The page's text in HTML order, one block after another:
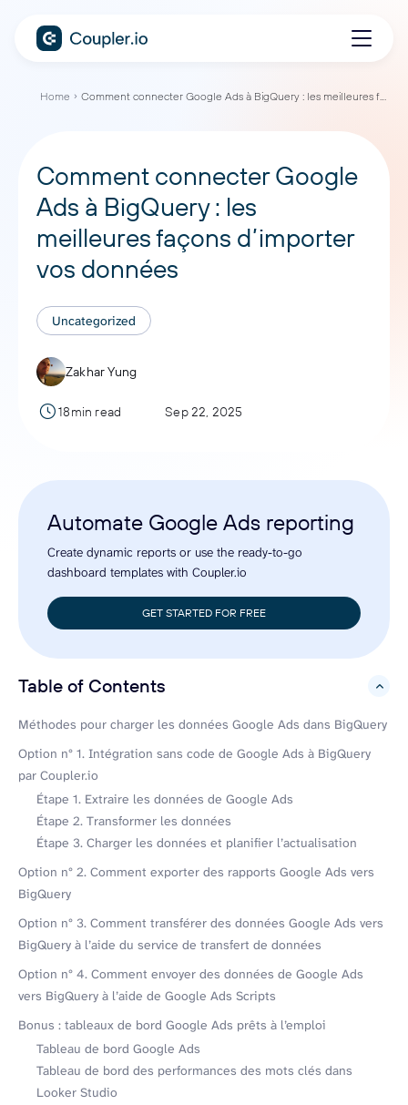
Home Comment connecter Google Ads à BigQuery : les meilleures façons d’importer vos données
Comment connecter Google
Ads à BigQuery : les
meilleures façons d’importer
vos données
Uncategorized
Zakhar Yung
18min read Sep 22, 2025
Automate Google Ads reporting
Create dynamic reports or use the ready-to-go
dashboard templates with Coupler.io
GET STARTED FOR FREE
Table of Contents
hide
Méthodes pour charger les données Google Ads dans BigQuery
Option n° 1. Intégration sans code de Google Ads à BigQuery
par Coupler.io
Étape 1. Extraire les données de Google Ads
Étape 2. Transformer les données
Étape 3. Charger les données et planifier l’actualisation
Option n° 2. Comment exporter des rapports Google Ads vers
BigQuery
Option n° 3. Comment transférer des données Google Ads vers
BigQuery à l’aide du service de transfert de données
Option n° 4. Comment envoyer des données de Google Ads
vers BigQuery à l’aide de Google Ads Scripts
Bonus : tableaux de bord Google Ads prêts à l’emploi
Tableau de bord Google Ads
Tableau de bord des performances des mots clés dans
Looker Studio